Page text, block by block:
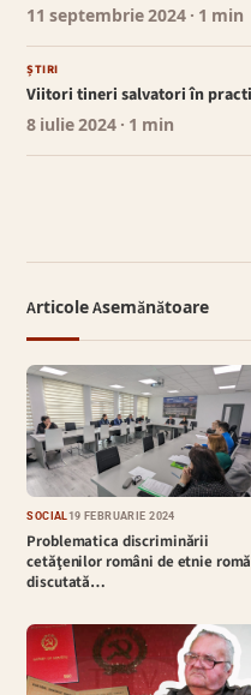
11 septembrie 2024 · 1 min
ȘTIRI
Viitori tineri salvatori în
8 iulie 2024 · 1 min
Articole Asemănătoare
SOCIAL19 FEBRUARIE 2024
Problematica discriminării
cetăţenilor români de etnie
discutată…